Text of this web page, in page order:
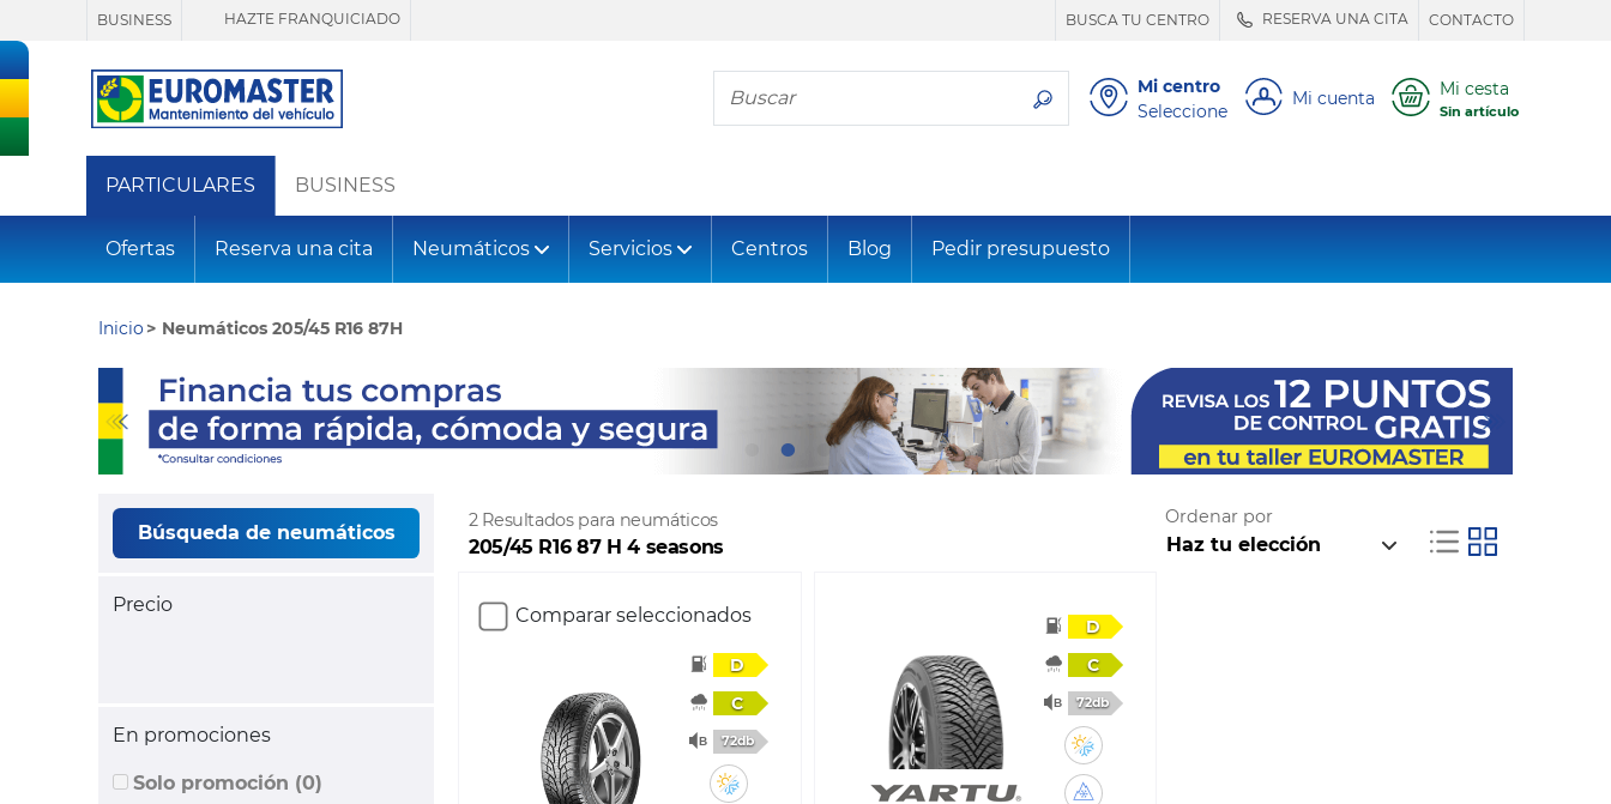
BUSINESS HAZTE FRANQUICIADO BUSCA TU CENTRO RESERVA UNA CITA CONTACTO
Busca tu neumático
Mi centro
Seleccione
Mi cuenta Mi cesta
Sin artículo
PARTICULARES BUSINESS
Ofertas Reserva una cita Neumáticos Servicios Centros Blog Pedir presupuesto
Inicio Neumáticos 205/45 R16 87H
Búsqueda de neumáticos
Precio
En promociones
Solo promoción (0)
2 Resultados para neumáticos
205/45 R16 87 H 4 seasons
Ordenar por
Comparar seleccionados
D
C
72db
D
C
72db